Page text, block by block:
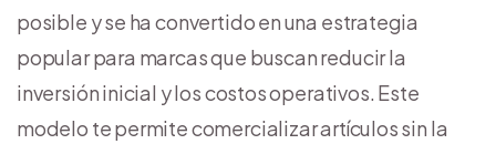
posible y se ha convertido en una estrategia
popular para marcas que buscan reducir la
inversión inicial y los costos operativos. Este
modelo te permite comercializar artículos sin la